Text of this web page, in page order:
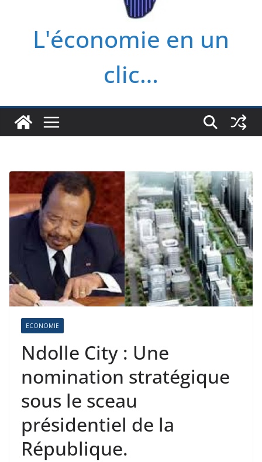
L'économie en un
clic…
ECONOMIE
Ndolle City : Une
nomination stratégique
sous le sceau
présidentiel de la
République.